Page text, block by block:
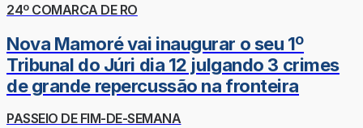
24º COMARCA DE RO
Nova Mamoré vai inaugurar o seu 1º
Tribunal do Júri dia 12 julgando 3 crimes
de grande repercussão na fronteira
PASSEIO DE FIM-DE-SEMANA